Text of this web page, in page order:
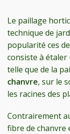
Le paillage
technique de
popularité ces
consiste à étaler
telle que de la
chanvre, sur le
les racines des
Contrairement
fibre de chanvre